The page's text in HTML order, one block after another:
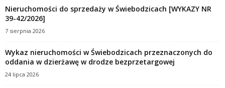
Nieruchomości do sprzedaży w Świebodzicach [WYKAZY NR
39-42/2026]
7 sierpnia 2026
Wykaz nieruchomości w Świebodzicach przeznaczonych do
oddania w dzierżawę w drodze bezprzetargowej
24 lipca 2026